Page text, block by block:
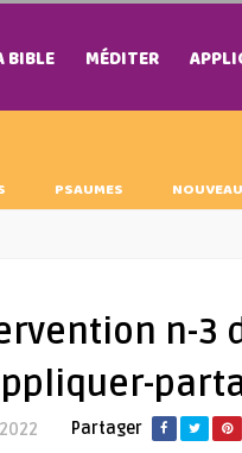
BIBLE MÉDITER
PSAUMES
n-3
Partager